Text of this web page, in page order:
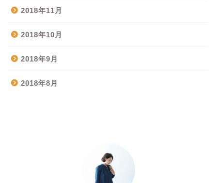
2018年11月
2018年10月
2018年9月
2018年8月